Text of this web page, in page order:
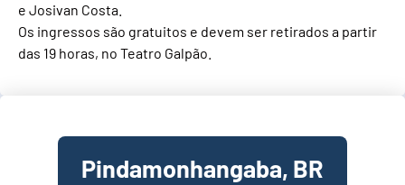
e Josivan Costa.
Os ingressos são gratuitos e devem ser retirados a partir
das 19 horas, no Teatro Galpão.
Pindamonhangaba, BR